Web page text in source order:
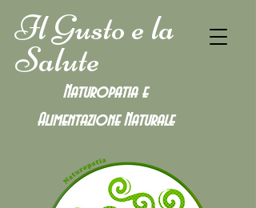
Il Gusto e la
Salute
Naturopatia e
Alimentazione Naturale